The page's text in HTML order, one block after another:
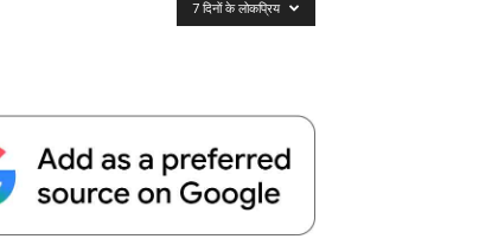
7 दिनों के लोकप्रिय